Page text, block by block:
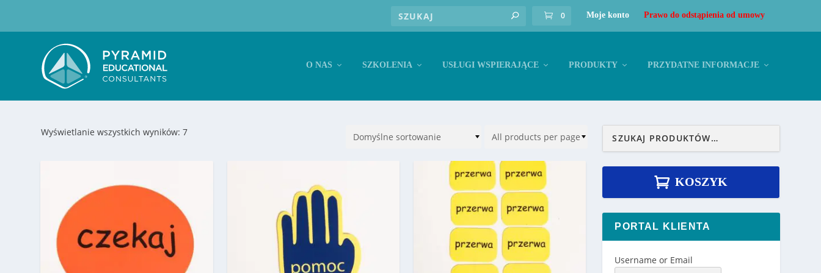
0 Moje konto Prawo do odstąpienia od umowy
O NAS SZKOLENIA USŁUGI WSPIERAJĄCE PRODUKTY PRZYDATNE INFORMACJE
Wyświetlanie wszystkich wyników: 7
KOSZYK
PORTAL KLIENTA
Username or Email